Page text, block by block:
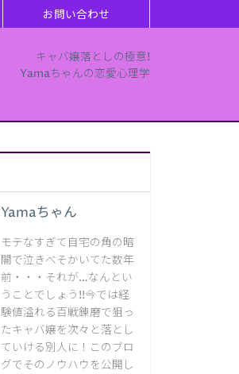
お問い合わせ
キャバ嬢落としの極意!
Yamaちゃんの恋愛心理学
Yamaちゃん
モテなすぎて自宅の角の暗
闇で泣きべそかいてた数年
前・・・それが…なんとい
うことでしょう!!今では経
験値溢れる百戦錬磨で狙っ
たキャバ嬢を次々と落とし
ていける別人に！このブロ
グでそのノウハウを公開し